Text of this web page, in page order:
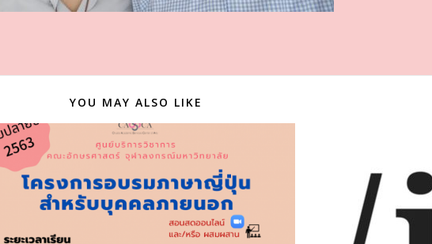
YOU MAY ALSO LIKE